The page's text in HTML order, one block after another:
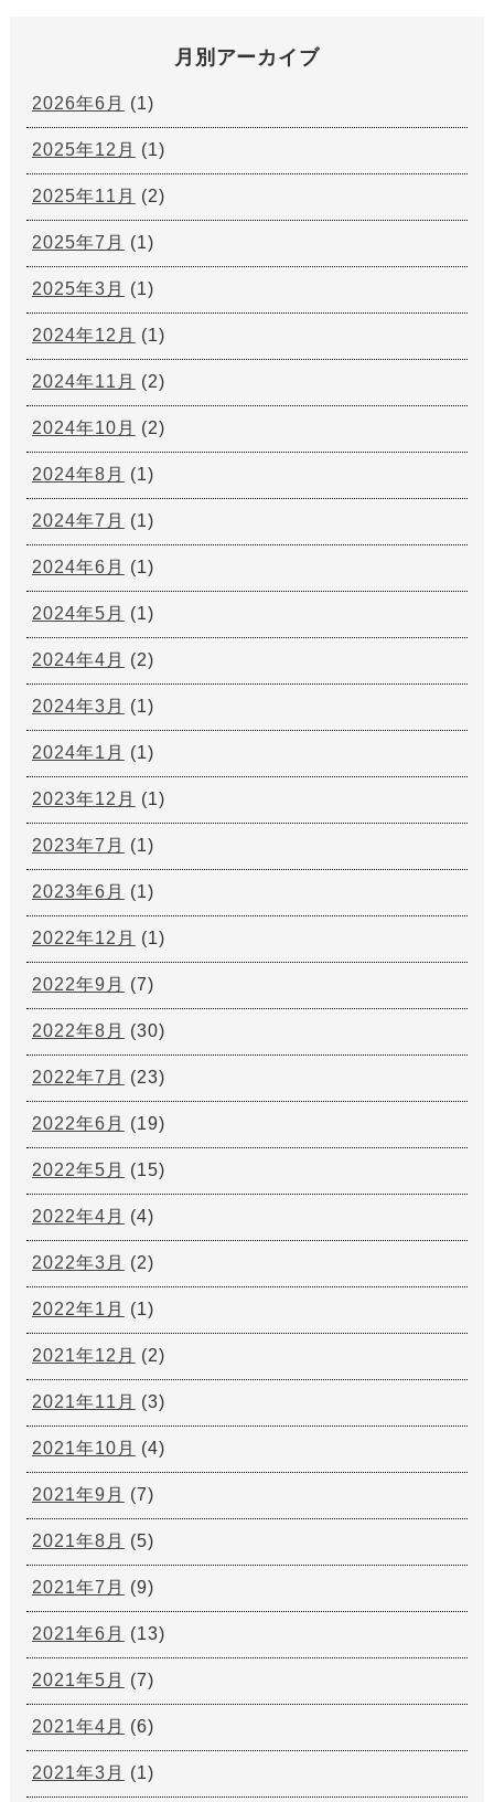
月別アーカイブ
2026年6月 (1)
2025年12月 (1)
2025年11月 (2)
2025年7月 (1)
2025年3月 (1)
2024年12月 (1)
2024年11月 (2)
2024年10月 (2)
2024年8月 (1)
2024年7月 (1)
2024年6月 (1)
2024年5月 (1)
2024年4月 (2)
2024年3月 (1)
2024年1月 (1)
2023年12月 (1)
2023年7月 (1)
2023年6月 (1)
2022年12月 (1)
2022年9月 (7)
2022年8月 (30)
2022年7月 (23)
2022年6月 (19)
2022年5月 (15)
2022年4月 (4)
2022年3月 (2)
2022年1月 (1)
2021年12月 (2)
2021年11月 (3)
2021年10月 (4)
2021年9月 (7)
2021年8月 (5)
2021年7月 (9)
2021年6月 (13)
2021年5月 (7)
2021年4月 (6)
2021年3月 (1)